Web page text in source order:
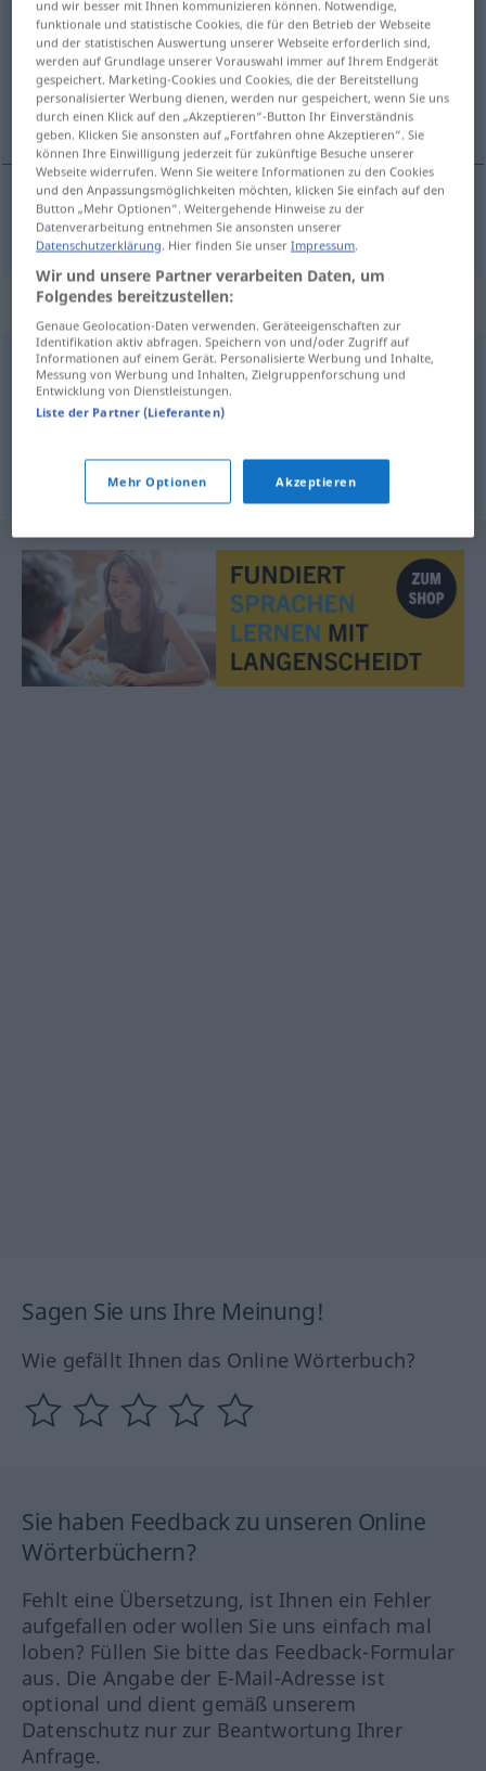
Übersicht aller Übersetzungen
(Für mehr Details die Übersetzung anklicken/antippen)
harkita
harkita abwägen
Synonyme für "abwägen"
prüfen,beurteilen, einschätzen
© OpenThesaurus.de
Sagen Sie uns Ihre Meinung!
Wie gefällt Ihnen das Online Wörterbuch?
Sie haben Feedback zu unseren Online
Wörterbüchern?
Fehlt eine Übersetzung, ist Ihnen ein Fehler
aufgefallen oder wollen Sie uns einfach mal
loben? Füllen Sie bitte das Feedback-Formular
aus. Die Angabe der E-Mail-Adresse ist
optional und dient gemäß unserem
Datenschutz nur zur Beantwortung Ihrer
Anfrage.
und wir besser mit Ihnen kommunizieren können. Notwendige,
funktionale und statistische Cookies, die für den Betrieb der Webseite
und der statistischen Auswertung unserer Webseite erforderlich sind,
werden auf Grundlage unserer Vorauswahl immer auf Ihrem Endgerät
gespeichert. Marketing-Cookies und Cookies, die der Bereitstellung
personalisierter Werbung dienen, werden nur gespeichert, wenn Sie uns
durch einen Klick auf den „Akzeptieren“-Button Ihr Einverständnis
geben. Klicken Sie ansonsten auf „Fortfahren ohne Akzeptieren“. Sie
können Ihre Einwilligung jederzeit für zukünftige Besuche unserer
Webseite widerrufen. Wenn Sie weitere Informationen zu den Cookies
und den Anpassungsmöglichkeiten möchten, klicken Sie einfach auf den
Button „Mehr Optionen“. Weitergehende Hinweise zu der
Datenverarbeitung entnehmen Sie ansonsten unserer
Datenschutzerklärung. Hier finden Sie unserImpressum.
Wir und unsere Partner verarbeiten Daten, um
Folgendes bereitzustellen:
Genaue Geolocation-Daten verwenden. Geräteeigenschaften zur
Identifikation aktiv abfragen. Speichern von und/oder Zugriff auf
Informationen auf einem Gerät. Personalisierte Werbung und Inhalte,
Messung von Werbung und Inhalten, Zielgruppenforschung und
Entwicklung von Dienstleistungen.
Liste der Partner (Lieferanten)
Mehr Optionen Akzeptieren